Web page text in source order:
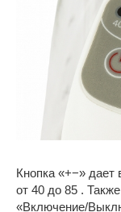
Кнопка «+−» дает
от 40 до 85 .
«Включение/